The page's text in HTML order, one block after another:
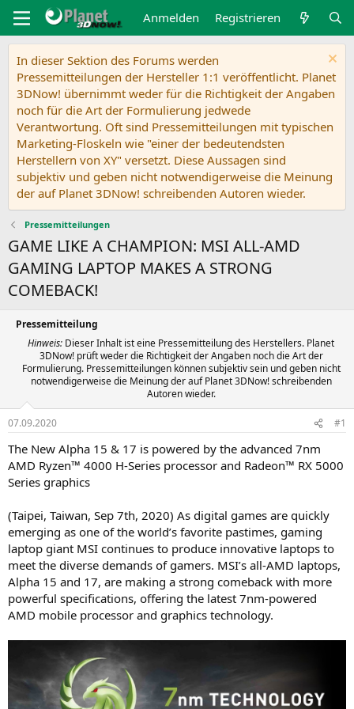
Anmelden Registrieren
In dieser Sektion des Forums werden
Pressemitteilungen der Hersteller 1:1 veröffentlicht. Planet
3DNow! übernimmt weder für die Richtigkeit der Angaben
noch für die Art der Formulierung jedwede
Verantwortung. Oft sind Pressemitteilungen mit typischen
Marketing-Floskeln wie "einer der bedeutendsten
Herstellern von XY" versetzt. Diese Aussagen sind
subjektiv und geben nicht notwendigerweise die Meinung
der auf Planet 3DNow! schreibenden Autoren wieder.
Pressemitteilungen
GAME LIKE A CHAMPION: MSI ALL-AMD
GAMING LAPTOP MAKES A STRONG
COMEBACK!
Pressemitteilung
Hinweis: Dieser Inhalt ist eine Pressemitteilung des Herstellers. Planet
3DNow! prüft weder die Richtigkeit der Angaben noch die Art der
Formulierung. Pressemitteilungen können subjektiv sein und geben nicht
notwendigerweise die Meinung der auf Planet 3DNow! schreibenden
Autoren wieder.
07.09.2020 #1
The New Alpha 15 & 17 is powered by the advanced 7nm
AMD Ryzen™ 4000 H‑Series processor and Radeon™ RX 5000
Series graphics
(Taipei, Taiwan, Sep 7th, 2020) As digital games are quickly
emerging as one of the world’s favorite pastimes, gaming
laptop giant MSI continues to produce innovative laptops to
meet the diverse demands of gamers. MSI’s all-AMD laptops,
Alpha 15 and 17, are making a strong comeback with more
powerful specifications, offering the latest 7nm-powered
AMD mobile processor and graphics technology.